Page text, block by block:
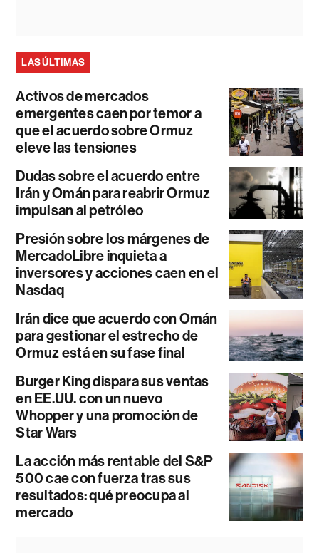
LAS ÚLTIMAS
Activos de mercados
emergentes caen por temor a
que el acuerdo sobre Ormuz
eleve las tensiones
Dudas sobre el acuerdo entre
Irán y Omán para reabrir Ormuz
impulsan al petróleo
Presión sobre los márgenes de
MercadoLibre inquieta a
inversores y acciones caen en el
Nasdaq
Irán dice que acuerdo con Omán
para gestionar el estrecho de
Ormuz está en su fase final
Burger King dispara sus ventas
en EE.UU. con un nuevo
Whopper y una promoción de
Star Wars
La acción más rentable del S&P
500 cae con fuerza tras sus
resultados: qué preocupa al
mercado